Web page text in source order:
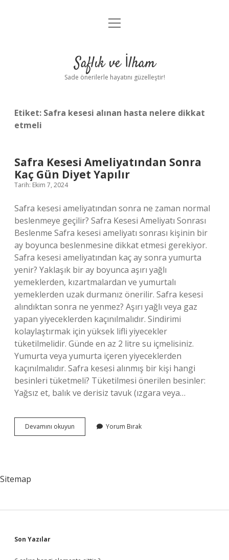
Anasayfa
Yasal Uyarı
menüyü
Saflık ve İlham
Sade önerilerle hayatını güzelleştir!
Etiket: Safra kesesi alınan hasta nelere dikkat
etmeli
Safra Kesesi Ameliyatından Sonra
Kaç Gün Diyet Yapılır
Tarih: Ekim 7, 2024
Safra kesesi ameliyatından sonra ne zaman normal
beslenmeye geçilir? Safra Kesesi Ameliyatı Sonrası
Beslenme Safra kesesi ameliyatı sonrası kişinin bir
ay boyunca beslenmesine dikkat etmesi gerekiyor.
Safra kesesi ameliyatından kaç ay sonra yumurta
yenir? Yaklaşık bir ay boyunca aşırı yağlı
yemeklerden, kızartmalardan ve yumurtalı
yemeklerden uzak durmanız önerilir. Safra kesesi
alındıktan sonra ne yenmez? Aşırı yağlı veya gaz
yapan yiyeceklerden kaçınılmalıdır. Sindirimi
kolaylaştırmak için yüksek lifli yiyecekler
tüketilmelidir. Günde en az 2 litre su içmelisiniz.
Yumurta veya yumurta içeren yiyeceklerden
kaçınılmalıdır. Safra kesesi alınmış bir kişi hangi
besinleri tüketmeli? Tüketilmesi önerilen besinler:
Yağsız et, balık ve derisiz tavuk (ızgara veya…
Devamını okuyun
Kesesi
Yorum Bırak
Sitemap
Sidebar
Son Yazılar